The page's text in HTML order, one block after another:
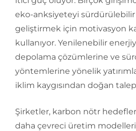
eko-anksiyeteyi
geliştirmek için motivasyon
kullanıyor. Yenilenebilir
depolama çözümlerine ve
yöntemlerine yönelik
iklim kaygısından doğan
Şirketler, karbon nötr
daha çevreci üretim